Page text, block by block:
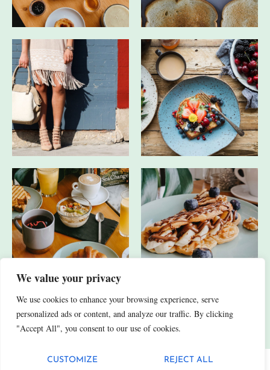
We value your privacy
We use cookies to enhance your browsing experience, serve
personalized ads or content, and analyze our traffic. By clicking
"Accept All", you consent to our use of cookies.
CUSTOMIZE REJECT ALL
JA, ICH HABE AUCH ANDERE SOCIAL-MEDIA-KANÄLE.